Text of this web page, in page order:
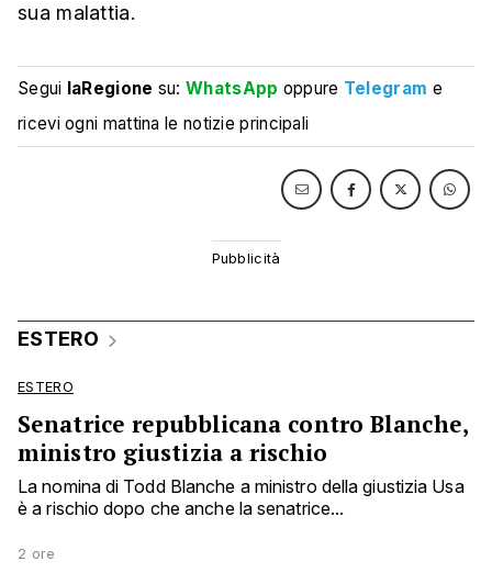
sua malattia.
Segui laRegione su:WhatsApp oppure Telegram e
ricevi ogni mattina le notizie principali
ESTERO
ESTERO
Senatrice repubblicana contro Blanche,
ministro giustizia a rischio
La nomina di Todd Blanche a ministro della giustizia Usa
è a rischio dopo che anche la senatrice...
2 ore